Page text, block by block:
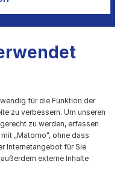
für die Funktion der
zu verbessern. Um unseren
zu werden, erfassen
„Matomo", ohne dass
Internetangebot für Sie
externe Inhalte